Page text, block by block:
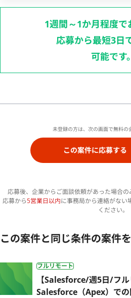
1週間～1か月程度で
応募から最短3日
可能です。
未登録の方は、次の画面で無料の
この案件に応募する
応募後、企業からご面談依頼があった場合の
応募から5営業日以内に事務局から連絡がない
ください。
この案件と同じ条件の案件
フルリモート
【Salesforce/週5日/フル
Salesforce（Apex）で